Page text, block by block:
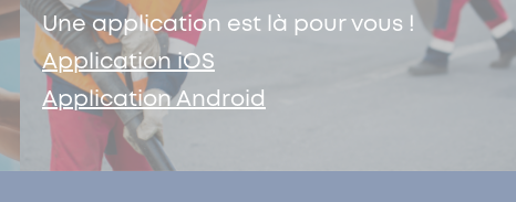
Une application est là pour vous !
Application iOS
Application Android